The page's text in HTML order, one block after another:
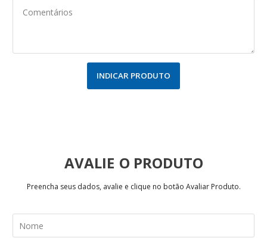
INDICAR PRODUTO
AVALIE
Preencha seus dados, avalie e clique no botão Avaliar Produto.